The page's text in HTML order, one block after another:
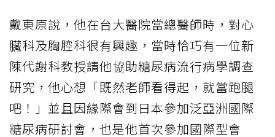
戴東原說，他在台大醫院當總醫師時，對心
臟科及胸腔科很有興趣，當時恰巧有一位新
陳代謝科教授請他協助糖尿病流行病學調查
研究，他心想「既然老師看得起，就當跑腿
吧！」並且因緣際會到日本參加泛亞洲國際
糖尿病研討會，也是他首次參加國際型會